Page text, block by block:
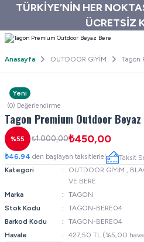
TÜRKİYE’NİN HER
ÜCRETSİZ
Anasayfa OUTDOOR GİYİM Tagon
Yeni
(0) Değerlendirme
Tagon Premium Outdoor
%55 ₺1.000,00₺450,00
₺46,94 den başlayan taksitlerle!
Taksit
Kategori
OUTDOOR GİYİM ,
VE BERE
Marka
TAGON
Stok Kodu
TAGON-BERE04
Barkod Kodu
TAGON-BERE04
Havale
427,50 TL (%5,00